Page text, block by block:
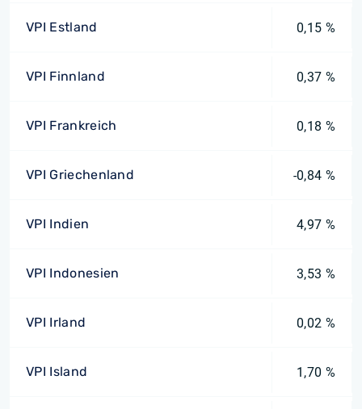
VPI Estland 0,15 %
VPI Finnland 0,37 %
VPI Frankreich 0,18 %
VPI Griechenland -0,84 %
VPI Indien 4,97 %
VPI Indonesien 3,53 %
VPI Irland 0,02 %
VPI Island 1,70 %